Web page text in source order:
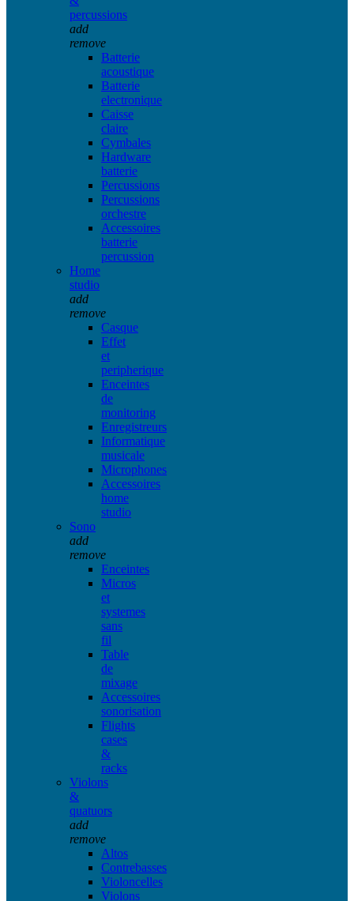
percussions
add
remove
Batterie
acoustique
Batterie
electronique
Caisse
claire
Cymbales
Hardware
batterie
Percussions
Percussions
orchestre
Accessoires
batterie
percussion
Home
studio
add
remove
Casque
Effet
et
peripherique
Enceintes
de
monitoring
Enregistreurs
Informatique
musicale
Microphones
Accessoires
home
studio
Sono
add
remove
Enceintes
Micros
et
systemes
sans
fil
Table
de
mixage
Accessoires
sonorisation
Flights
cases
&
racks
Violons
&
quatuors
add
remove
Altos
Contrebasses
Violoncelles
Violons